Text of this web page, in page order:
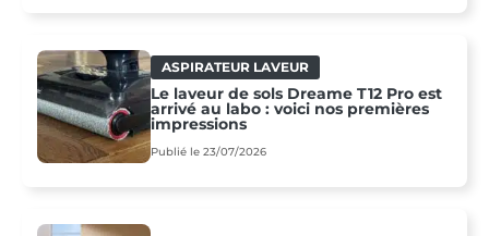
ASPIRATEUR LAVEUR
Le laveur de sols Dreame T12 Pro est
arrivé au labo : voici nos premières
impressions
Publié le 23/07/2026